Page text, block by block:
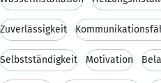
Zuverlässigkeit
Selbstständigkeit Motivation